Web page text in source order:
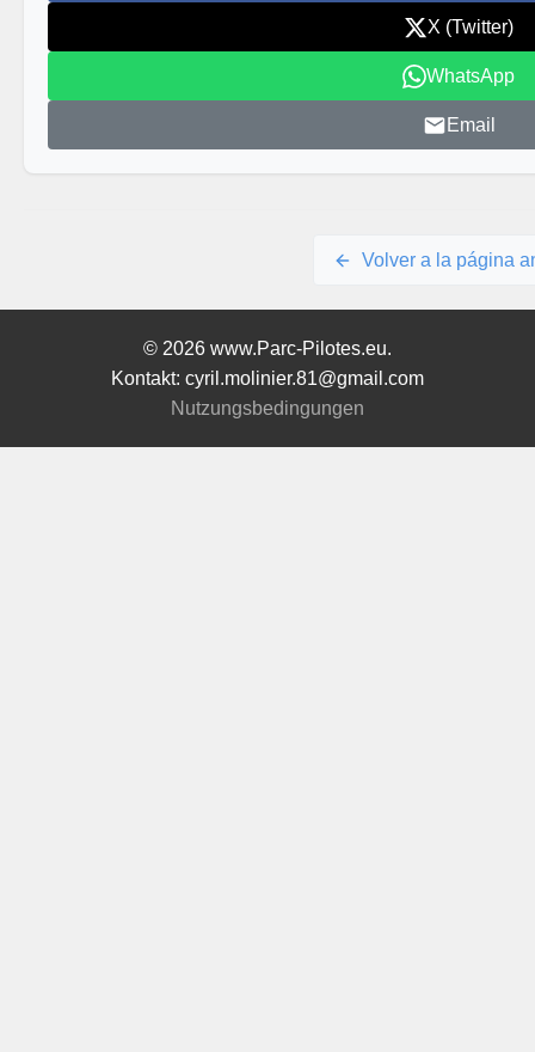
X (Twitter)
WhatsApp
Email
Volver a la página
© 2026 www.Parc-Pilotes.eu.
Kontakt: cyril.molinier.81@gmail.com
Nutzungsbedingungen